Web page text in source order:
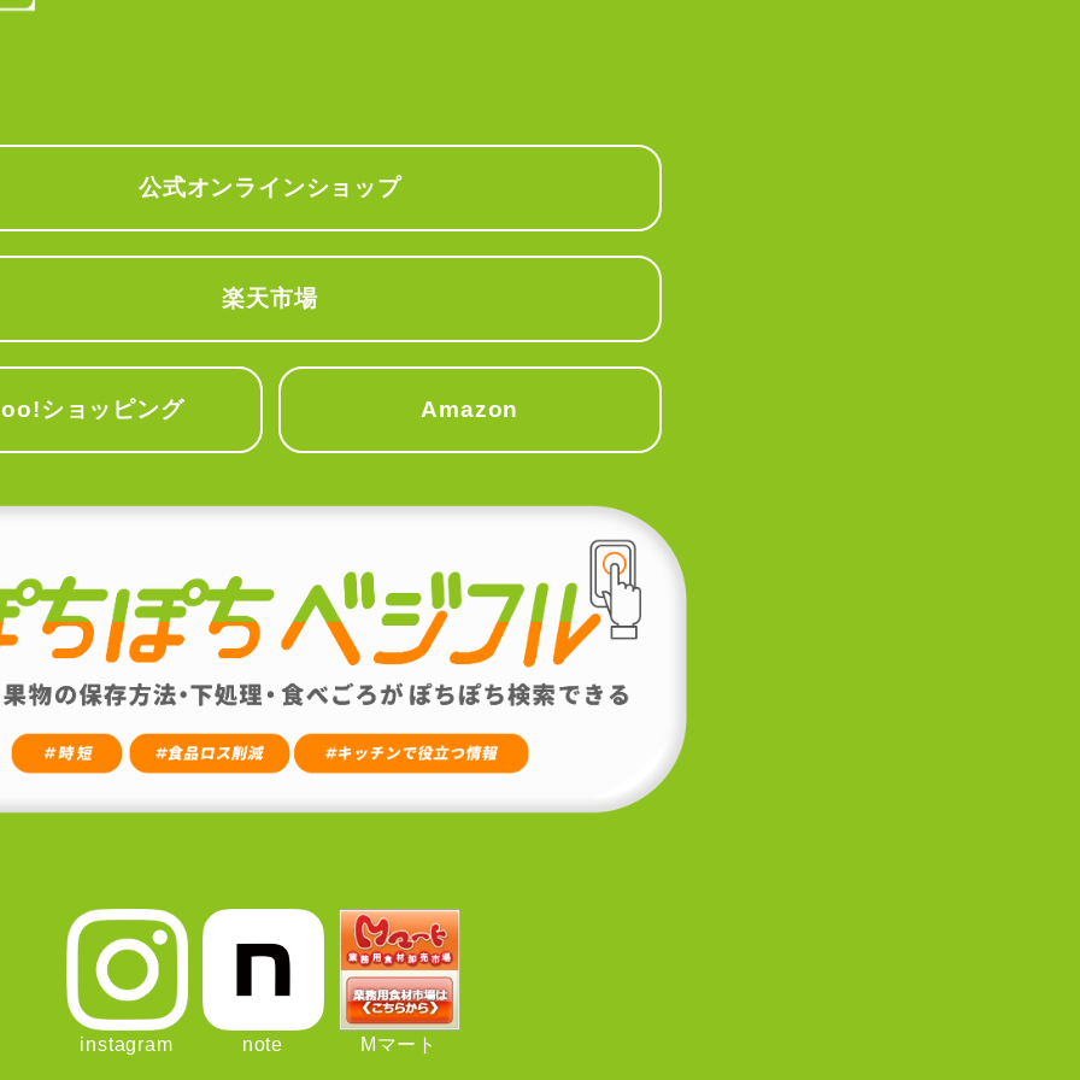
公式オンラインショップ
楽天市場
ショッピング Amazon
instagram note Mマート